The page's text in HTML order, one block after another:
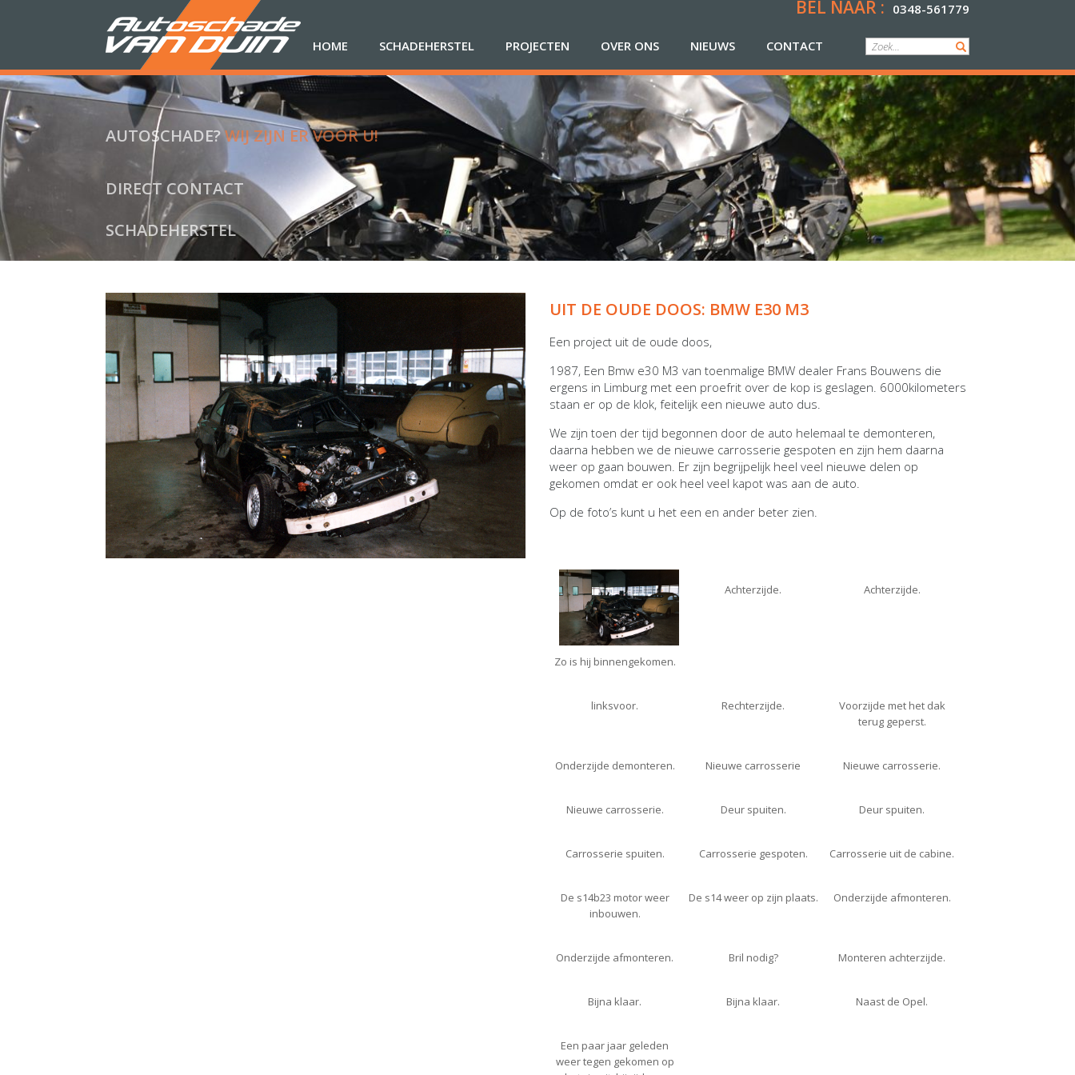
BEL NAAR : 0348-561779
HOME SCHADEHERSTEL PROJECTEN OVER ONS NIEUWS CONTACT
AUTOSCHADE?WIJ ZIJN ER VOOR U!
DIRECT CONTACT
SCHADEHERSTEL
UIT DE OUDE DOOS: BMW E30 M3
Een project uit de oude doos,
1987, Een Bmw e30 M3 van toenmalige BMW dealer Frans Bouwens die
ergens in Limburg met een proefrit over de kop is geslagen. 6000kilometers
staan er op de klok, feitelijk een nieuwe auto dus.
We zijn toen der tijd begonnen door de auto helemaal te demonteren,
daarna hebben we de nieuwe carrosserie gespoten en zijn hem daarna
weer op gaan bouwen. Er zijn begrijpelijk heel veel nieuwe delen op
gekomen omdat er ook heel veel kapot was aan de auto.
Op de foto’s kunt u het een en ander beter zien.
Zo is hij binnengekomen.
Achterzijde. Achterzijde.
linksvoor. Rechterzijde.
Voorzijde met het dak
terug geperst.
Onderzijde demonteren. Nieuwe carrosserie Nieuwe carrosserie.
Nieuwe carrosserie. Deur spuiten. Deur spuiten.
Carrosserie spuiten. Carrosserie gespoten. Carrosserie uit de cabine.
De s14b23 motor weer
inbouwen.
De s14 weer op zijn plaats. Onderzijde afmonteren.
Onderzijde afmonteren. Bril nodig? Monteren achterzijde.
Bijna klaar. Bijna klaar. Naast de Opel.
Een paar jaar geleden
weer tegen gekomen op